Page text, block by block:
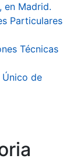
en Madrid.
Particulares
Técnicas
de